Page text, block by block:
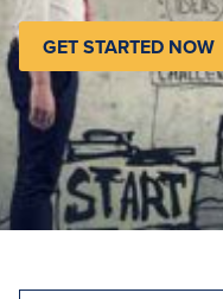
GET STARTED NOW